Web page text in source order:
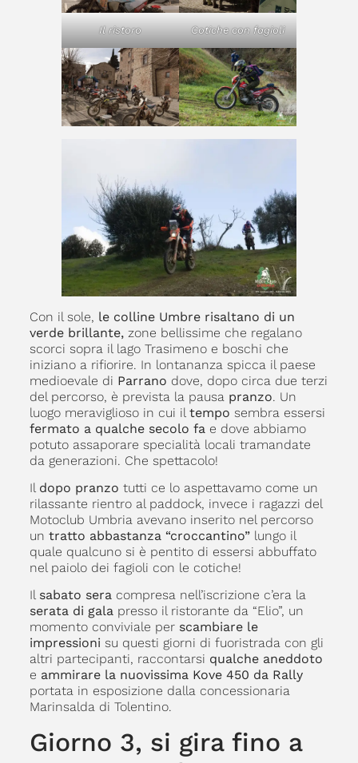
Il ristoro Cotiche con fagioli
Con il sole, le colline Umbre risaltano di un
verde brillante, zone bellissime che regalano
scorci sopra il lago Trasimeno e boschi che
iniziano a rifiorire. In lontananza spicca il paese
medioevale di Parrano dove, dopo circa due terzi
del percorso, è prevista la pausa pranzo. Un
luogo meraviglioso in cui il tempo sembra essersi
fermato a qualche secolo fa e dove abbiamo
potuto assaporare specialità locali tramandate
da generazioni. Che spettacolo!
Il dopo pranzo tutti ce lo aspettavamo come un
rilassante rientro al paddock, invece i ragazzi del
Motoclub Umbria avevano inserito nel percorso
un tratto abbastanza “croccantino”lungo il
quale qualcuno si è pentito di essersi abbuffato
nel paiolo dei fagioli con le cotiche!
Il sabato seracompresa nell’iscrizione c’era la
serata di galapresso il ristorante da “Elio”, un
momento conviviale per scambiare le
impressioni su questi giorni di fuoristrada con gli
altri partecipanti, raccontarsi qualche aneddoto
e ammirare la nuovissima Kove 450 da Rally
portata in esposizione dalla concessionaria
Marinsalda di Tolentino.
Giorno 3, si gira fino a